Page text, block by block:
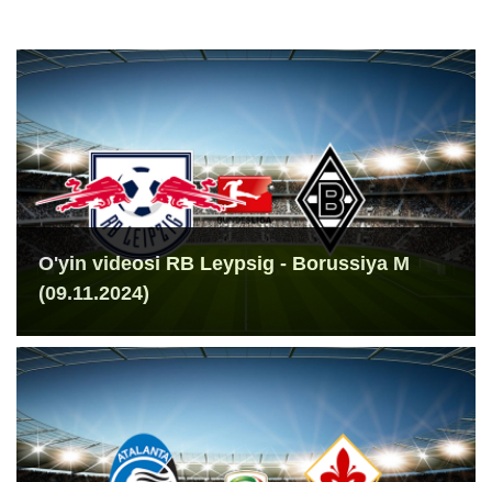
O'yin videosi RB Leypsig - Borussiya M
(09.11.2024)